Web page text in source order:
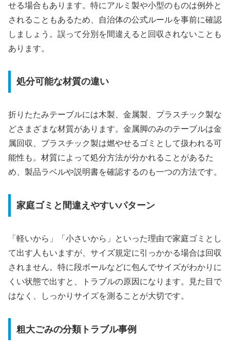
せる場合もあります。特にアルミ製や小型のものは例外と
されることもあるため、自治体の公式ルールを事前に確認
しましょう。誤って分別を間違えると回収されないことも
あります。
処分可能な材質の違い
折りたたみテーブルには木製、金属製、プラスチック製な
どさまざまな材質があります。金属脚のみのテーブルは金
属回収、プラスチック製は燃やせるゴミとして扱われる可
能性も。材質によって処分方法が分かれることがあるた
め、製品ラベルや説明書を確認するのも一つの方法です。
家庭ゴミと間違えやすいパターン
「軽いから」「小さいから」といった理由で家庭ゴミとし
て出す人もいますが、サイズ規定に引っかかる場合は回収
されません。特に段ボールなどに包んでサイズがわかりに
くい状態で出すと、トラブルの原因になります。見た目で
はなく、しっかりサイズを測ることが大切です。
粗大ごみの分類トラブル事例